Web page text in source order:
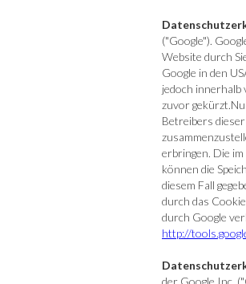
("Google").
Website durch
Google in den
jedoch
zuvor
Betreibers
erbringen. Die
können die
diesem Fall
durch das
durch Google
http://
der Google Inc.